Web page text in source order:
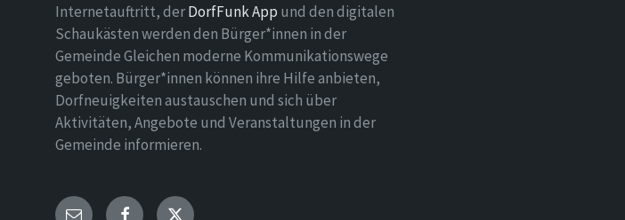
Internetauftritt, derDorfFunk App und den digitalen
Schaukästen werden den Bürger*innen in der
Gemeinde Gleichen moderne Kommunikationswege
geboten. Bürger*innen können ihre Hilfe anbieten,
Dorfneuigkeiten austauschen und sich über
Aktivitäten, Angebote und Veranstaltungen in der
Gemeinde informieren.
E- Facebook Twitter